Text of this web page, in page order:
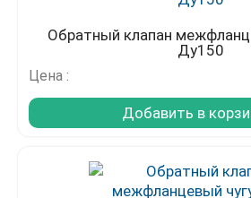
Обратный клапан
Ду150
Цена :
Добавить в